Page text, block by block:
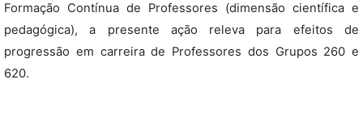
Formação Contínua de Professores (dimensão científica e
pedagógica), a presente ação releva para efeitos de
progressão em carreira de Professores dos Grupos 260 e
620.